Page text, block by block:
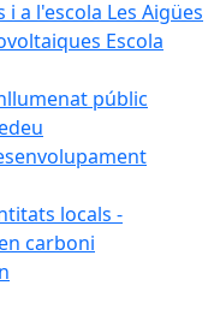
a l'escola Les Aigües
Escola
públic
locals -
carboni